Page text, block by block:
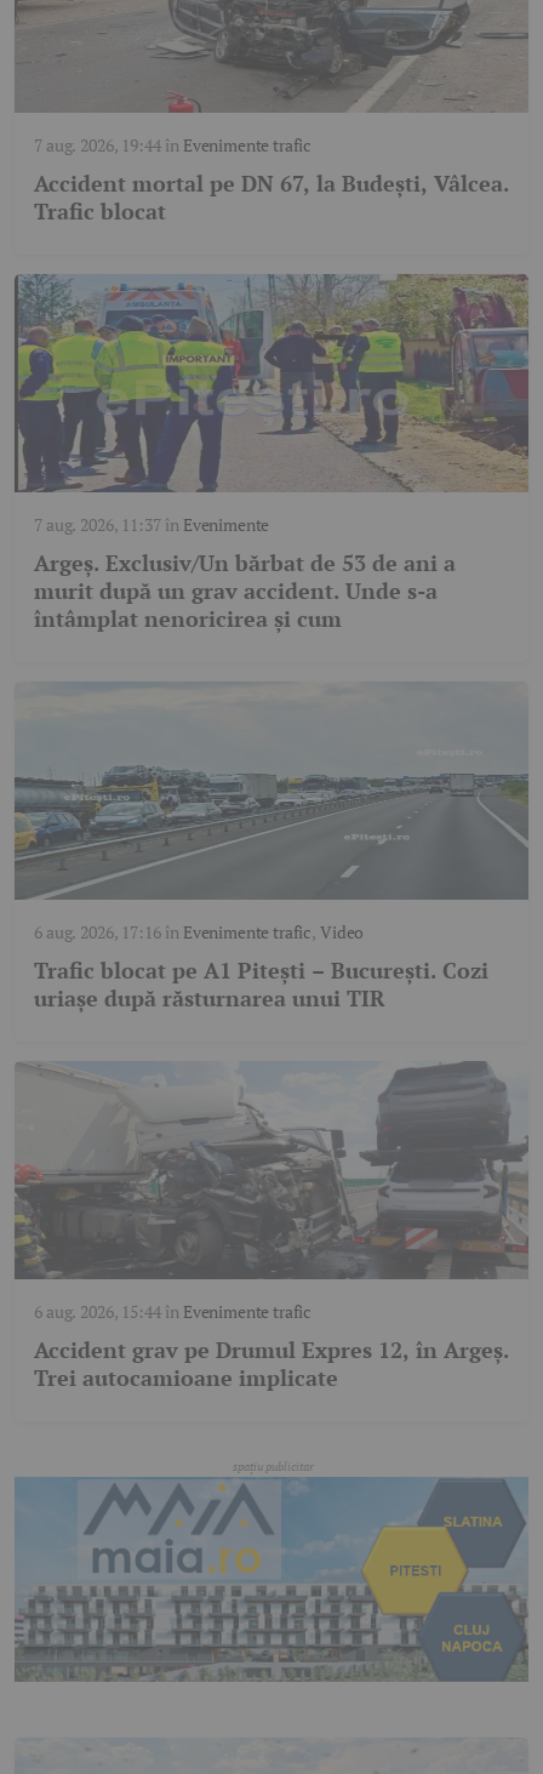
7 aug. 2026, 19:44în Evenimente trafic
Accident mortal pe DN 67, la Budești, Vâlcea.
Trafic blocat
7 aug. 2026, 11:37în Evenimente
Argeș. Exclusiv/Un bărbat de 53 de ani a
murit după un grav accident. Unde s-a
întâmplat nenoricirea și cum
6 aug. 2026, 17:16în Evenimente trafic,Video
Trafic blocat pe A1 Pitești – București. Cozi
uriașe după răsturnarea unui TIR
6 aug. 2026, 15:44în Evenimente trafic
Accident grav pe Drumul Expres 12, în Argeș.
Trei autocamioane implicate